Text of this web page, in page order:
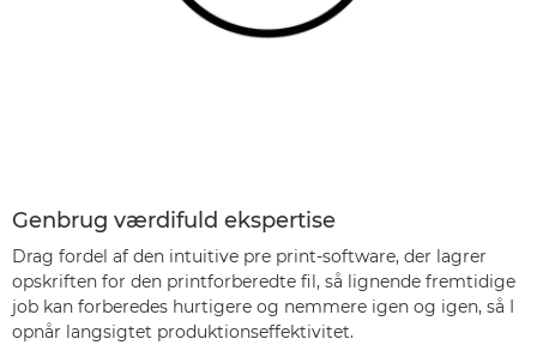
Genbrug værdifuld ekspertise
Drag fordel af den intuitive pre print-software, der lagrer
opskriften for den printforberedte fil, så lignende fremtidige
job kan forberedes hurtigere og nemmere igen og igen, så I
opnår langsigtet produktionseffektivitet.